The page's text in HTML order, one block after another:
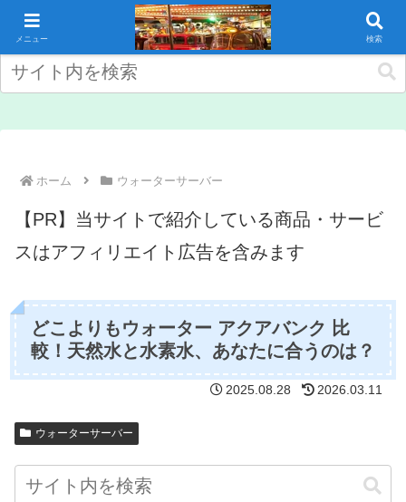
コンテンツへスキップ
ホーム ウォーターサーバー
【PR】当サイトで紹介している商品・サービ
スはアフィリエイト広告を含みます
どこよりもウォーター アクアバンク 比
較！天然水と水素水、あなたに合うのは？
2025.08.28 2026.03.11
ウォーターサーバー
メニュー 検索